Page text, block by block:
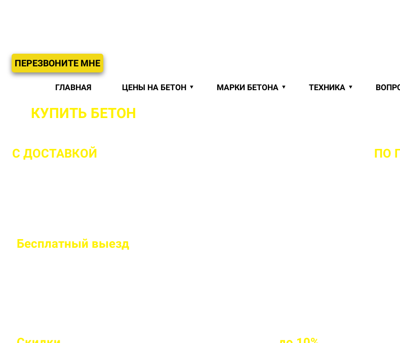
ПЕРЕЗВОНИТЕ МНЕ
ГЛАВНАЯ ЦЕНЫ НА БЕТОН МАРКИ БЕТОНА ТЕХНИКА
КУПИТЬ БЕТОН
С ДОСТАВКОЙ ПО
Бесплатный выезд